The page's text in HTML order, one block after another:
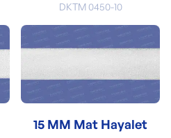
DKTM 0450-10
15 MM Mat Hayalet